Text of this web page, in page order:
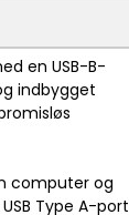
en USB-B-
indbygget
computer og
Type A-port